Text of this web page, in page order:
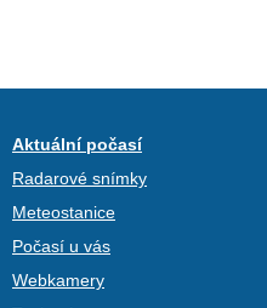
Aktuální počasí
Radarové snímky
Meteostanice
Počasí u vás
Webkamery